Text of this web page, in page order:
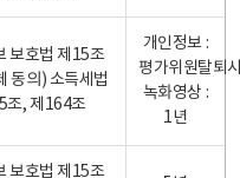
보호법 제15조
동의) 소득세법
조, 제164조
개인정보 :
평가위원탈퇴
녹화영상 :
1년
보호법 제15조